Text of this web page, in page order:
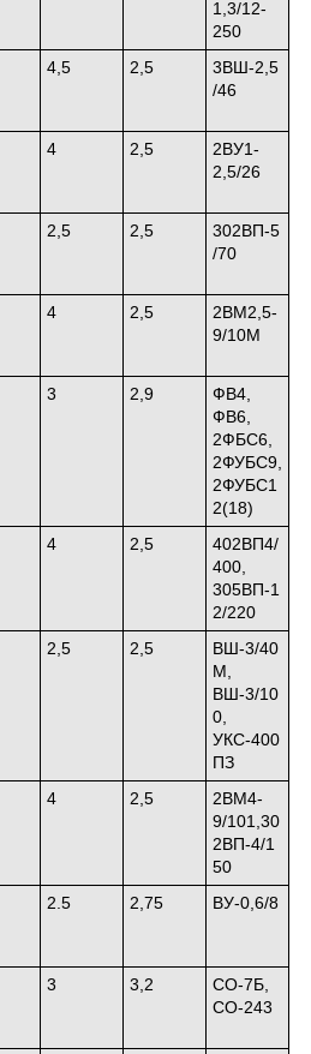
1,3/12-
250
4,5 2,5
3ВШ-2,5
/46
4 2,5
2ВУ1-
2,5/26
2,5 2,5
302ВП-5
/70
4 2,5
2ВМ2,5-
9/10М
3 2,9
ФВ4,
ФВ6,
2ФБС6,
2ФУБС9,
2ФУБС1
2(18)
4 2,5
402ВП4/
400,
305ВП-1
2/220
2,5 2,5
ВШ-3/40
М,
ВШ-3/10
0,
УКС-400
ПЗ
4 2,5
2ВМ4-
9/101,30
2ВП-4/1
50
2.5 2,75 ВУ-0,6/8
3 3,2
СО-7Б,
СО-243